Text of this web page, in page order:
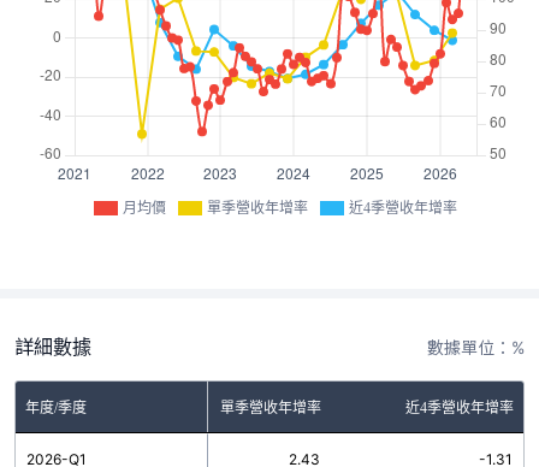
月均價 單季營收年增率 近4季營收年增率
詳細數據 數據單位：%
年度/季度 單季營收年增率 近4季營收年增率
2026-Q1 2.43 -1.31